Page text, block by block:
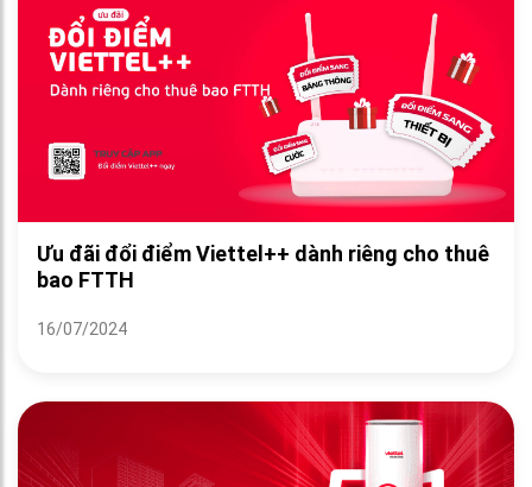
Ưu đãi đổi điểm Viettel++ dành riêng cho thuê
bao FTTH
16/07/2024